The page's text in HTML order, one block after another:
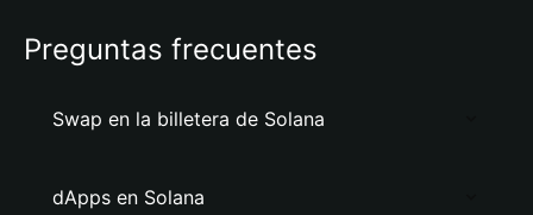
Preguntas frecuentes
Swap en la billetera de Solana
dApps en Solana